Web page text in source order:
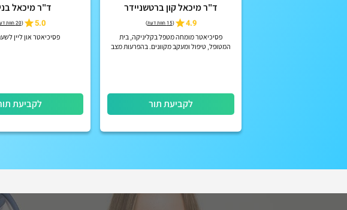
ד"ר מיכאל קון ברטשניידר
4.9
(15 חוות דעת )
פסיכיאטר מומחה מטפל בקליניקה, בית
המטופל, טיפול ומעקב מקוונים. בהפרעות מצב
לקביעת תור
ד"ר מיכאל
5.0
(20 חוות דעת
פסיכיאטר און ליין
לקביעת